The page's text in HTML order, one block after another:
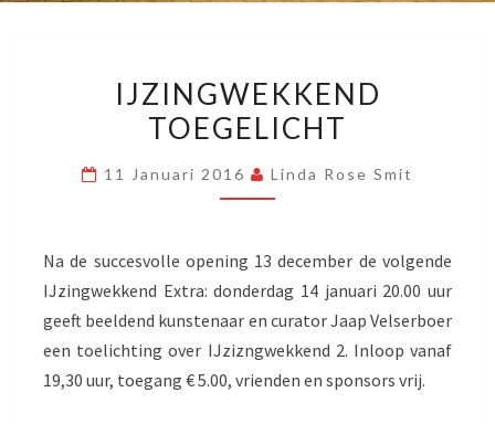
TOEGELICHT
IJZINGWEKKEND
TOEGELICHT
11 Januari 2016 Linda Rose Smit
Na de succesvolle opening 13 december de volgende
IJzingwekkend Extra: donderdag 14 januari 20.00 uur
geeft beeldend kunstenaar en curator Jaap Velserboer
een toelichting over IJzizngwekkend 2. Inloop vanaf
19,30 uur, toegang € 5.00, vrienden en sponsors vrij.